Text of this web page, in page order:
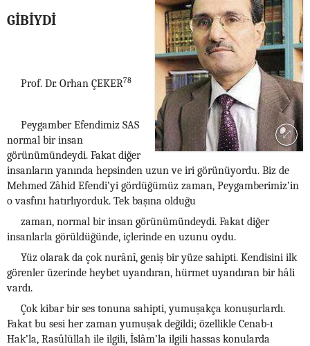
GİBİYDİ
Prof. Dr. Orhan ÇEKER78
Peygamber Efendimiz SAS
normal bir insan
görünümündeydi. Fakat diğer
insanların yanında hepsinden uzun ve iri görünüyordu. Biz de
Mehmed Zâhid Efendi’yi gördüğümüz zaman, Peygamberimiz’in
o vasfını hatırlıyorduk. Tek başına olduğu
zaman, normal bir insan görünümündeydi. Fakat diğer
insanlarla görüldüğünde, içlerinde en uzunu oydu.
Yüz olarak da çok nurânî, geniş bir yüze sahipti. Kendisini ilk
görenler üzerinde heybet uyandıran, hürmet uyandıran bir hâli
vardı.
Çok kibar bir ses tonuna sahipti, yumuşakça konuşurlardı.
Fakat bu sesi her zaman yumuşak değildi; özellikle Cenab-ı
Hak’la, Rasûlüllah ile ilgili, İslâm’la ilgili hassas konularda